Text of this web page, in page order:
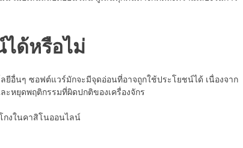
ด้หรือไม่
อื่นๆ ซอฟต์แวร์มักจะมีจุดอ่อนที่อาจถูกใช้ประโยชน์ได้ เนื่องจาก
ะหยุดพฤติกรรมที่ผิดปกติของเครื่องจักร
กงในคาสิโนออนไลน์